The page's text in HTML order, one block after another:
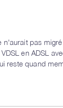
pas migré
en ADSL
reste quand